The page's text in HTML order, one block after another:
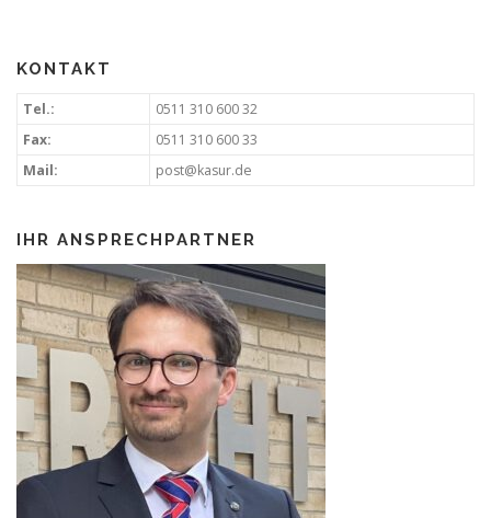
KONTAKT
Tel.:
0511 310 600 32
Fax:
0511 310 600 33
Mail:
post@kasur.de
IHR ANSPRECHPARTNER